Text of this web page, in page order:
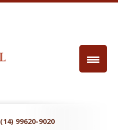
(14) 99620-9020